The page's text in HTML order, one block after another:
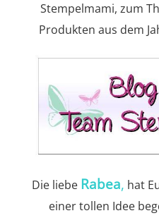
Stempelmami, zum
Produkten aus dem
Die liebe Rabea, hat
einer tollen Idee